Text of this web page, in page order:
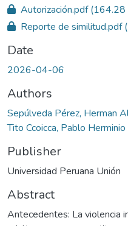
Autorización.pdf(164.28
Reporte de similitud.pdf
Date
2026-04-06
Authors
Sepúlveda Pérez, Herman
Tito Ccoicca, Pablo Herminio
Publisher
Universidad Peruana Unión
Abstract
Antecedentes: La violencia